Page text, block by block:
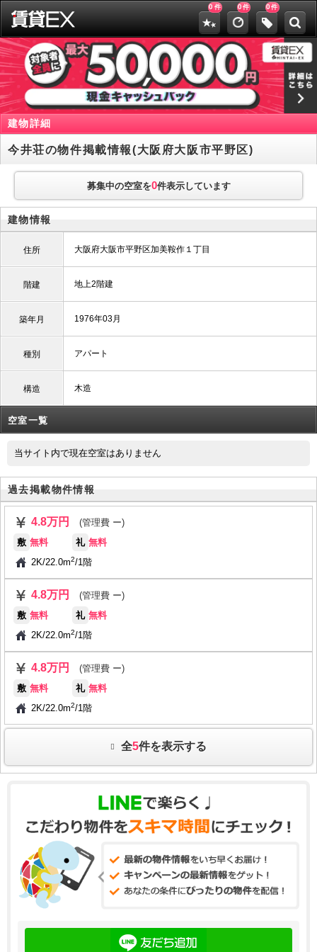
0 件 0件 0件
建物詳細
今井荘の物件掲載情報(大阪府大阪市平野区)
募集中の空室を0件表示しています
建物情報
住所 大阪府大阪市平野区加美鞍作１丁目
階建 地上2階建
築年月 1976年03月
種別 アパート
構造 木造
空室一覧
当サイト内で現在空室はありません
過去掲載物件情報
4.8万円
(管理費 ー)
敷 無料 礼 無料
2K/22.0m2/1階
4.8万円
(管理費 ー)
敷 無料 礼 無料
2K/22.0m2/1階
4.8万円
(管理費 ー)
敷 無料 礼 無料
2K/22.0m2/1階
全5件を表示する